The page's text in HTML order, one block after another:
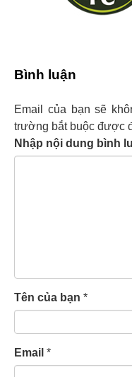
Bình luận
Email của bạn sẽ
trường bắt buộc được
Nhập nội dung bình
Tên của bạn *
Email *